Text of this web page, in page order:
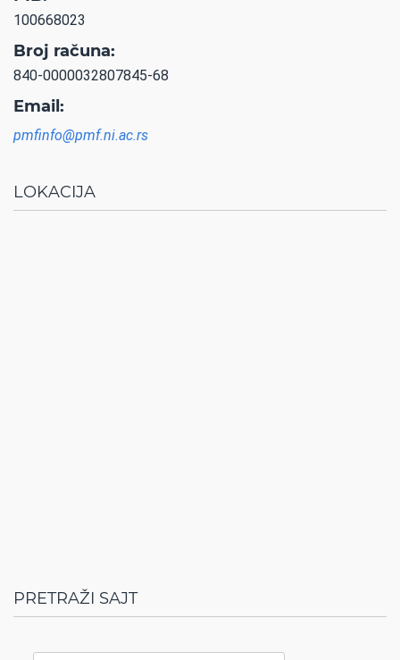
100668023
Broj računa:
840-0000032807845-68
Email:
pmfinfo@pmf.ni.ac.rs
LOKACIJA
PRETRAŽI SAJT